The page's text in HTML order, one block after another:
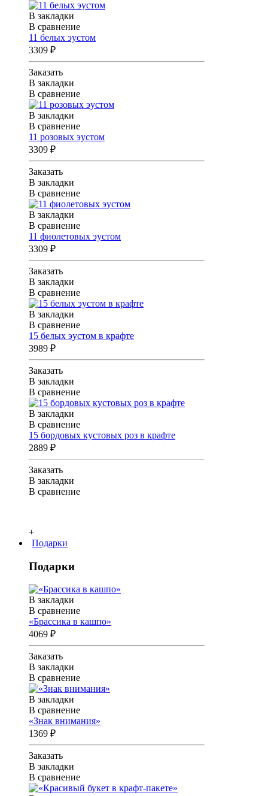
В закладки
В сравнение
11 белых эустом
3309 ₽
Заказать
В закладки
В сравнение
В закладки
В сравнение
11 розовых эустом
3309 ₽
Заказать
В закладки
В сравнение
В закладки
В сравнение
11 фиолетовых эустом
3309 ₽
Заказать
В закладки
В сравнение
В закладки
В сравнение
15 белых эустом в крафте
3989 ₽
Заказать
В закладки
В сравнение
В закладки
В сравнение
15 бордовых кустовых роз в крафте
2889 ₽
Заказать
В закладки
В сравнение
+
Подарки
Подарки
В закладки
В сравнение
«Брассика в кашпо»
4069 ₽
Заказать
В закладки
В сравнение
В закладки
В сравнение
«Знак внимания»
1369 ₽
Заказать
В закладки
В сравнение